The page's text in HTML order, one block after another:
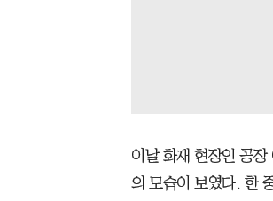
이날 화재 현장인 공
의 모습이 보였다. 한